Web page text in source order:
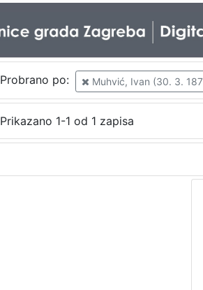
Probrano po: Muhvić, Ivan (30. 3.
Prikazano 1-1 od 1 zapisa